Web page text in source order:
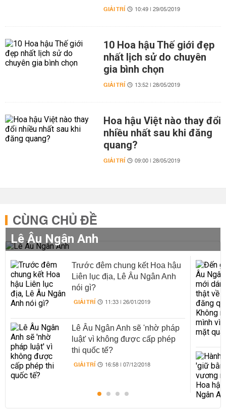
GIẢI TRÍ 10:49 | 29/05/2019
10 Hoa hậu Thế giới đẹp
nhất lịch sử do chuyên
gia bình chọn
GIẢI TRÍ 13:52 | 28/05/2019
Hoa hậu Việt nào thay đổi
nhiều nhất sau khi đăng
quang?
GIẢI TRÍ 09:00 | 28/05/2019
CÙNG CHỦ ĐỀ
Lê Âu Ngân Anh
Trước đêm chung kết Hoa hậu
Liên lục địa, Lê Âu Ngân Anh
nói gì?
GIẢI TRÍ 11:33 | 26/01/2019
Lê Âu Ngân Anh sẽ 'nhờ pháp
luật' vì không được cấp phép
thi quốc tế?
GIẢI TRÍ 16:58 | 07/12/2018